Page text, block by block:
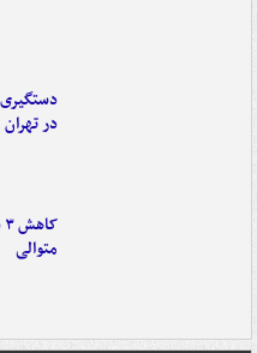
در تهران
متوالی